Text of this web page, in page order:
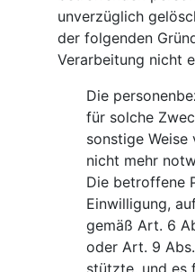
unverzüglich
der folgenden
Verarbeitung nicht
Die
für solche
sonstige
nicht mehr
Die betroffene
Einwilligung,
gemäß Art. 6
oder Art. 9
stützte, und es